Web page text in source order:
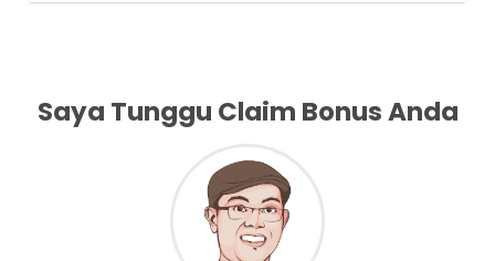
Saya Tunggu Claim Bonus Anda